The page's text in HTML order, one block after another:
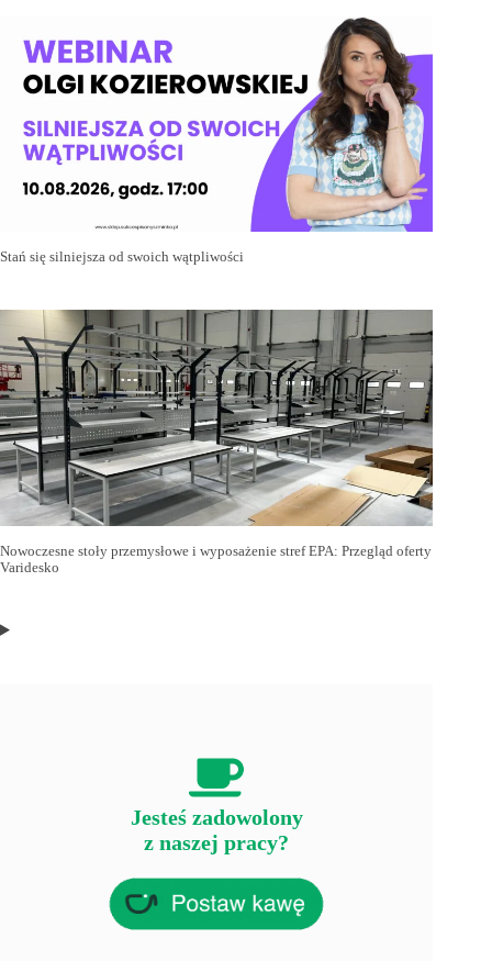
Stań się silniejsza od swoich wątpliwości
Nowoczesne stoły przemysłowe i wyposażenie stref EPA: Przegląd oferty
Varidesko
Jesteś zadowolony
z naszej pracy?